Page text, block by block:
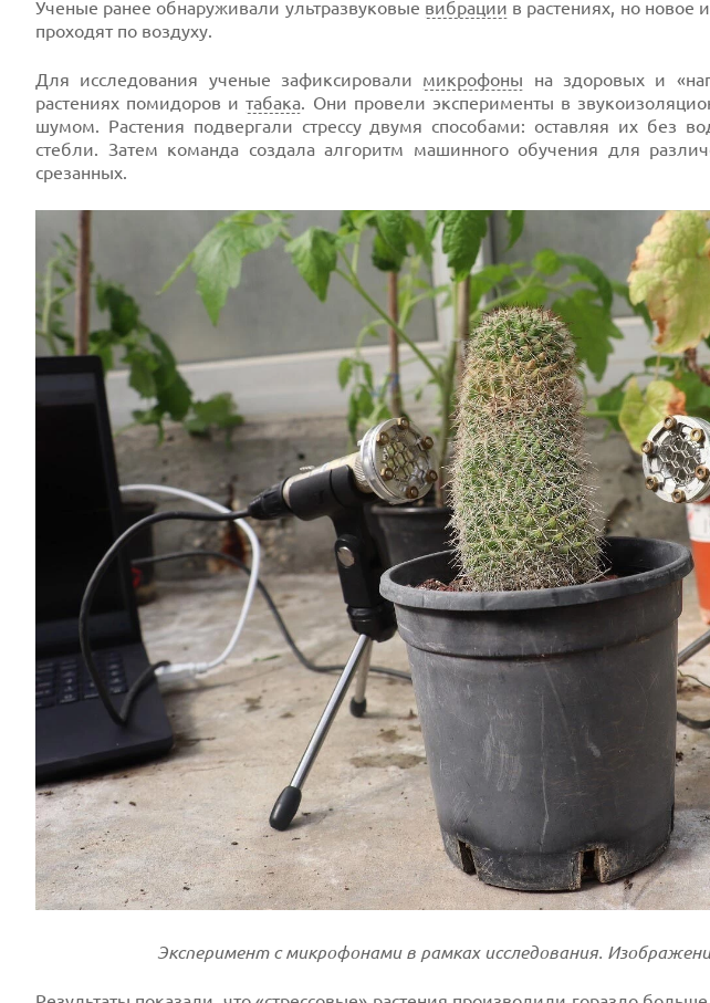
Ученые ранее обнаруживали ультразвуковые вибрации в растениях, но новое
проходят по воздуху.
Для исследования ученые зафиксировали микрофоны на здоровых и
растениях помидоров итабака. Они провели эксперименты в
шумом. Растения подвергали стрессу двумя способами: оставляя их без
стебли. Затем команда создала алгоритм машинного обучения для
срезанных.
Эксперимент с микрофонами в рамках исследования.